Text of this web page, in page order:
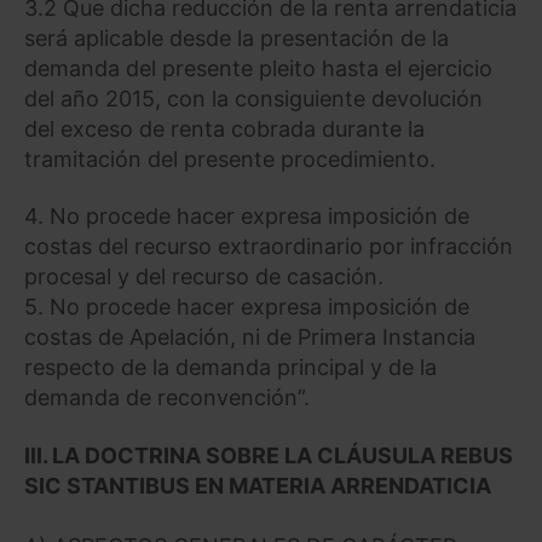
Saber más acerca de las cookies
3.2 Que dicha reducción de la renta arrendaticia
será aplicable desde la presentación de la
demanda del presente pleito hasta el ejercicio
del año 2015, con la consiguiente devolución
del exceso de renta cobrada durante la
tramitación del presente procedimiento.
4. No procede hacer expresa imposición de
costas del recurso extraordinario por infracción
procesal y del recurso de casación.
5. No procede hacer expresa imposición de
costas de Apelación, ni de Primera Instancia
respecto de la demanda principal y de la
demanda de reconvención”.
III. LA DOCTRINA SOBRE LA CLÁUSULA REBUS
SIC STANTIBUS EN MATERIA ARRENDATICIA